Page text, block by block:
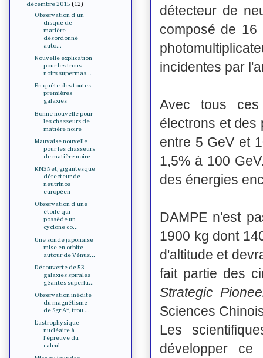
détecteur de
composé de 16
incidentes par
Avec tous
électrons et des
entre 5 GeV et
1,5% à 100
des énergies
DAMPE n'est
1900 kg dont
d'altitude et
fait partie des
Strategic
Sciences
Les
développer
décembre 2015 (12)
Observation d'un
disque de
matière
désordonné
auto...
Nouvelle explication
pour les trous
noirs supermas...
En quête des toutes
premières
galaxies
Bonne nouvelle pour
les chasseurs de
matière noire
Mauvaise nouvelle
pour les chasseurs
de matière noire
KM3Net, gigantesque
détecteur de
neutrinos
européen
Observation d'une
étoile qui
possède un
cyclone co...
Une sonde japonaise
mise en orbite
autour de Vénus...
Découverte de 53
galaxies spirales
géantes superlu...
Observation inédite
du magnétisme
de Sgr A*, trou ...
L’astrophysique
nucléaire à
l’épreuve du
calcul